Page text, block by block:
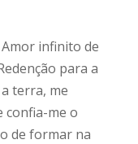
infinito de
para a
terra, me
confia-me o
de formar na